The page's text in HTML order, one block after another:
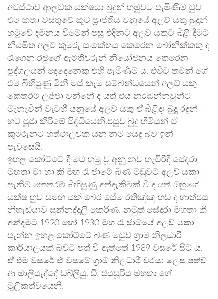
අවස්ථාව ආලවක යක්ෂයා බුදුන් හමුවට පැමිණීම වුව
එම කතා වස්තුවේ කූට ප්‍රාප්තිය වනුයේ අලව් යකු බුදුන්
හමුවේ දමනය වීමෙන් පසු එදිනට අලව් යකුට බිළි දීමට
නියමිත අලව් කුමරු සංකේතය කෙරෙන බෝනික්කකු ද
රැගෙන රජුගේ ඇමතිවරුන් නියෝජනය කෙරෙන
පුද්ගලයන් දෙදෙනෙකු එහි පැමිණීම ය. එවිට තමන් ගේ
එම බිහිසුණු මිනී මස් කෑම සම්බන්ධයෙන් අලව් යකු
කෙතරම් ලජ්ජා වන්නේ ද යත් එය නරඹන්නවුන්ට
මැනැවින් වැටහී යනුයේ අලව් යකු ඒ බිළිදා බුදු රදුන්
හට පූජා කිරීමේ සිද්ධියෙනි.පසුව බුදු හිමියන් ඒ
කුමරුනට හත්ථාලවක යන නම යෙදූ බව ඉන්
පැවසෙයි.
ඉහල කෝට්ටේ දී මට හමු වූ අනු නව හැවිරිදි සේදරා
මහතා මා හා කී මහ රෑ ජාමේ බණ මඩුවට අලව් යකා
පැනීම කෙතරම් බිහිසුණු අත්දැකීමක් වී ද යත් ඔහුගේ
යක්ෂ හුූව සමඟ යක් බෙර සේම රතිඤ්ඤා හඬ ද හාත්පස
නිහැඬියාව සුන්නද්දූලි කෙරිණ. නමුත් සේදරා මහතා කී
අන්දමට 1920 හෝ 1930 මහ රෑ ජාමයේ අලව් යකා
පැන්න ඉහළ කෝට්ටේ බණ මඩුව ග්‍රාම නිලධාරී
කාර්යාලයක් බවට පත් වී ඇත්තේ 1989 වසරේ සිට ය.
ඒ එම වසරේ ඒ වසමේ ග්‍රාම නිලධාරී වරයා ලෙස පත්ව
ආ මාලියැද්දේ ඩබ්ලියු. ඩී. ජයසූරිය මහතා ගේ
මූලිකත්වයෙනි.